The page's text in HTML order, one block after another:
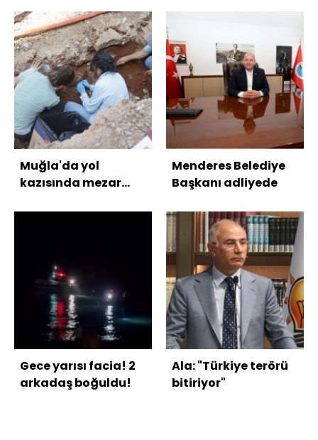
Muğla'da yol
kazısında mezar
Menderes Belediye
Başkanı adliyede
Gece yarısı facia! 2
arkadaş boğuldu!
Ala: "Türkiye terörü
bitiriyor"